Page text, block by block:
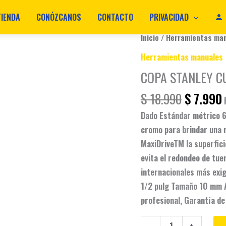
CONÓZCANOS CONTACTO
PRIVACIDAD
Inicio/Herramientas
Herramientas manuales
COPA STANLEY
$18.990
Original
price
was:
$
$7.990
Dado Estándar métrico
cromo para brindar una
MaxiDriveTM la
evita el redondeo de
internacionales más
1/2 pulg Tamaño 10
profesional, Garantía
COPA
STANLEY
CUAD
1/2
10MM
4-
86-
510
cantidad